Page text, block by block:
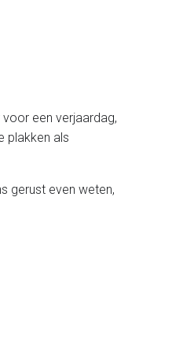
een verjaardag,
plakken als
gerust even weten,